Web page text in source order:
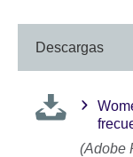
Descargas
(Adobe